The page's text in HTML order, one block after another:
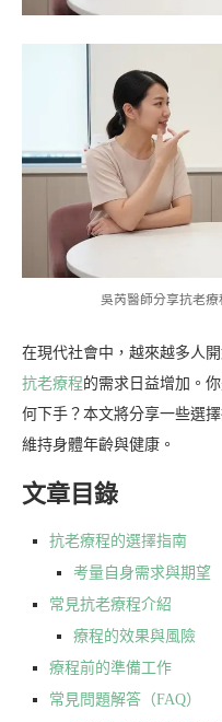
吳芮醫師分享抗老
在現代社會中，越來越多人
抗老療程的需求日益增加。
何下手？本文將分享一些選
維持身體年齡與健康。
文章目錄
抗老療程的選擇指南
考量自身需求與期望
常見抗老療程介紹
療程的效果與風險
療程前的準備工作
常見問題解答（FAQ）